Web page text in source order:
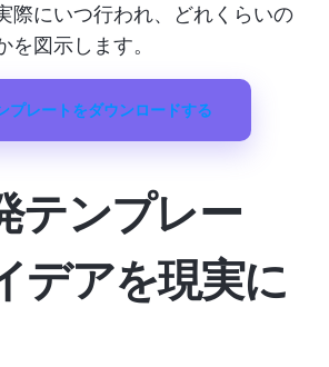
際にいつ行われ、どれくらいの
を図示します。
プレートをダウンロードする
テンプレー
デアを現実に